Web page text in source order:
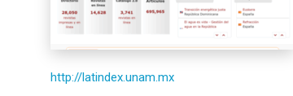
http://latindex.unam.mx